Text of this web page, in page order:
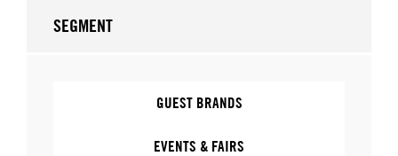
SEGMENT
GUEST BRANDS
EVENTS & FAIRS